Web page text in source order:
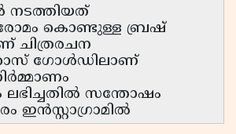
നടത്തിയത്
രോമം കൊണ്ടുള്ള ബ്രഷ്
ചിത്രരചന
റോസ് ഗോൾഡിലാണ്
സന്തോഷം
ഇൻസ്റ്റാഗ്രാമിൽ